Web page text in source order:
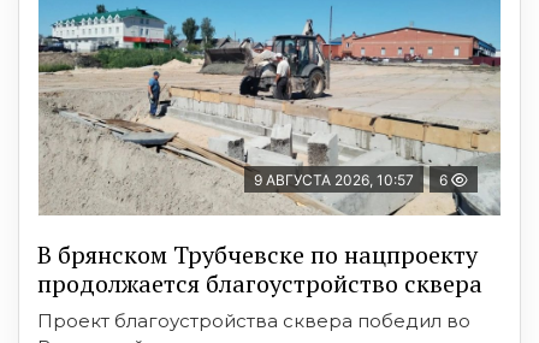
9 АВГУСТА 2026, 10:57 6
В брянском Трубчевске по нацпроекту
продолжается благоустройство сквера
Проект благоустройства сквера победил во